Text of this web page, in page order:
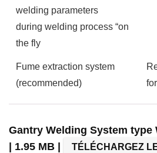
welding parameters
during welding process “on
the fly
Fume extraction system
(recommended)
Gantry Welding System type
| 1.95 MB |
TÉLÉCHARGEZ